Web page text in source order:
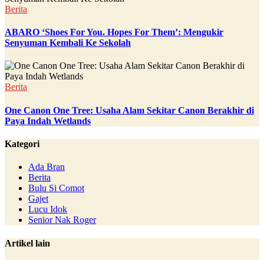
Berita
ABARO ‘Shoes For You. Hopes For Them’: Mengukir
Senyuman Kembali Ke Sekolah
Berita
One Canon One Tree: Usaha Alam Sekitar Canon Berakhir di
Paya Indah Wetlands
Kategori
Ada Bran
Berita
Bulu Si Comot
Gajet
Lucu Idok
Senior Nak Roger
Artikel lain